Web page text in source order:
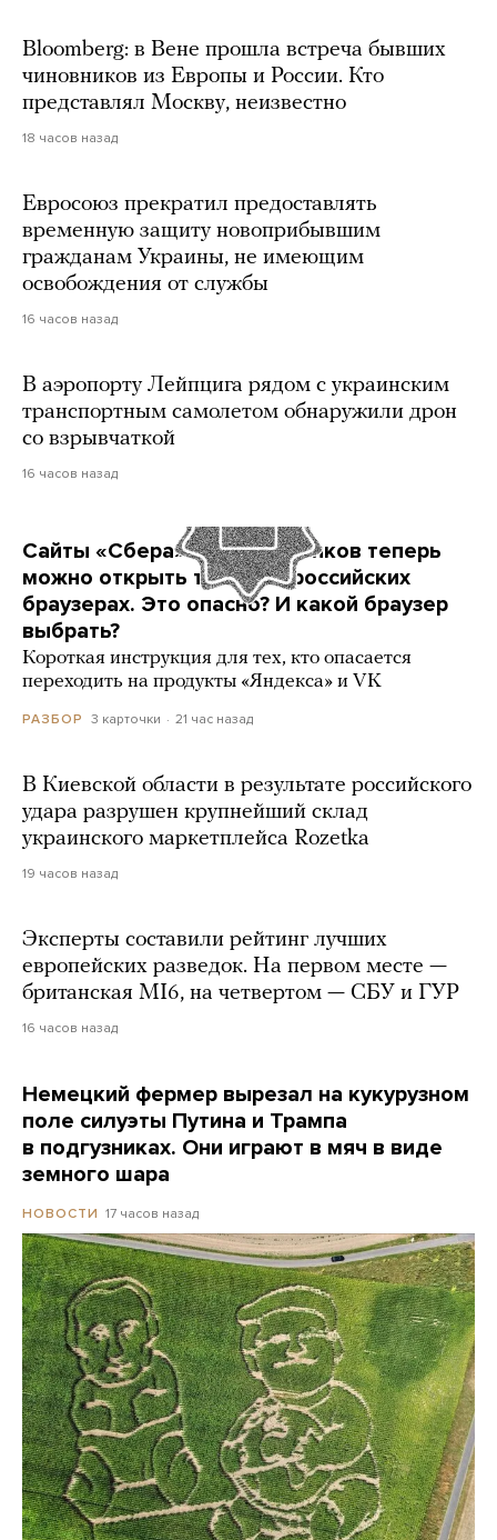
Bloomberg: в Вене прошла встреча бывших
чиновников из Европы и России. Кто
представлял Москву, неизвестно
18 часов назад
Евросоюз прекратил предоставлять
временную защиту новоприбывшим
гражданам Украины, не имеющим
освобождения от службы
16 часов назад
В аэропорту Лейпцига рядом с украинским
транспортным самолетом обнаружили дрон
со взрывчаткой
16 часов назад
Сайты «Сбера» и других банков теперь
можно открыть только в российских
браузерах. Это опасно? И какой браузер
выбрать?
Короткая инструкция для тех, кто опасается
переходить на продукты «Яндекса» и VK
РАЗБОР 3 карточки 21 час назад
В Киевской области в результате российского
удара разрушен крупнейший склад
украинского маркетплейса Rozetka
19 часов назад
Эксперты составили рейтинг лучших
европейских разведок. На первом месте —
британская MI6, на четвертом — СБУ и ГУР
16 часов назад
Немецкий фермер вырезал на кукурузном
поле силуэты Путина и Трампа
в подгузниках. Они играют в мяч в виде
земного шара
НОВОСТИ 17 часов назад